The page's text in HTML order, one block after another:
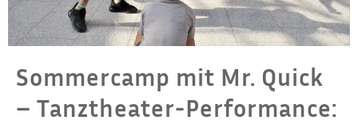
Sommercamp mit Mr. Quick
– Tanztheater-Performance: